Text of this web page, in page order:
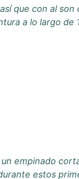
que con al
a lo largo de
empinado
estos